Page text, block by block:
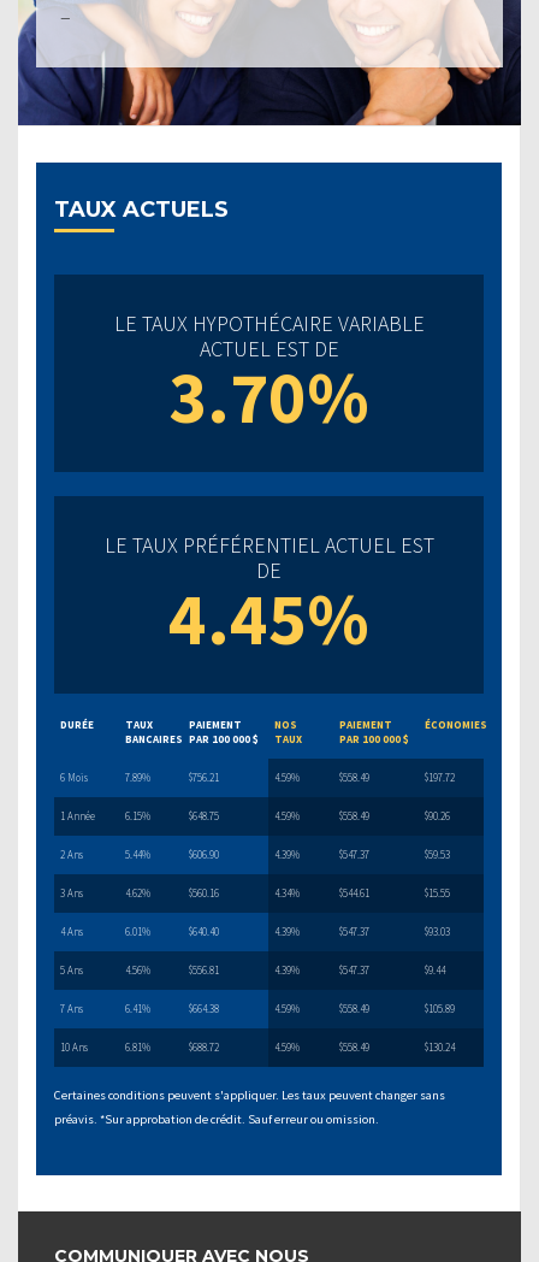
–
TAUX ACTUELS
LE TAUX HYPOTHÉCAIRE VARIABLE
ACTUEL EST DE
3.70%
LE TAUX PRÉFÉRENTIEL ACTUEL EST
DE
4.45%
DURÉE
TAUX
BANCAIRES
PAIEMENT
PAR 100 000 $
NOS
TAUX
PAIEMENT
PAR 100 000 $
ÉCONOMIES
6 Mois 7.89% $756.21 4.59% $558.49 $197.72
1 Année 6.15% $648.75 4.59% $558.49 $90.26
2 Ans 5.44% $606.90 4.39% $547.37 $59.53
3 Ans 4.62% $560.16 4.34% $544.61 $15.55
4 Ans 6.01% $640.40 4.39% $547.37 $93.03
5 Ans 4.56% $556.81 4.39% $547.37 $9.44
7 Ans 6.41% $664.38 4.59% $558.49 $105.89
10 Ans 6.81% $688.72 4.59% $558.49 $130.24
Certaines conditions peuvent s'appliquer. Les taux peuvent changer sans
préavis. *Sur approbation de crédit. Sauf erreur ou omission.
COMMUNIQUER AVEC NOUS